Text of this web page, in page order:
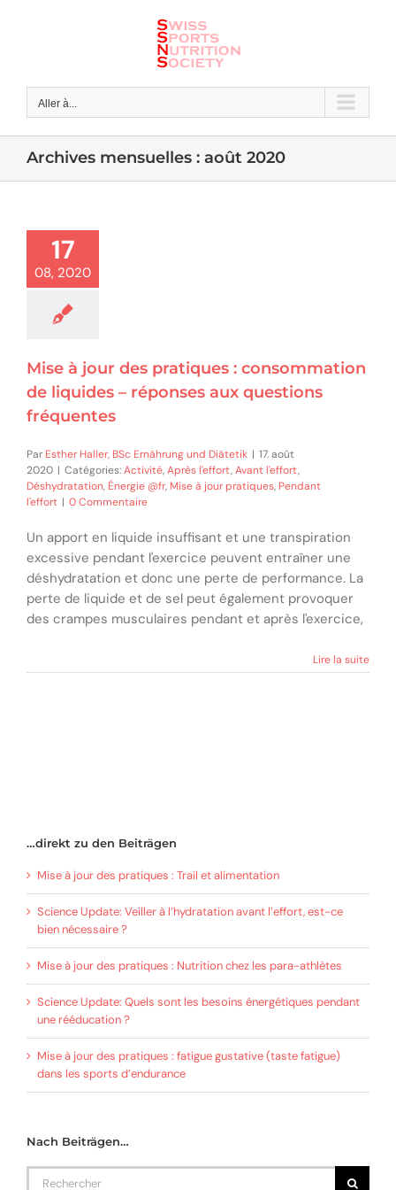
Aller à...
Archives mensuelles : août 2020
17
08, 2020
Mise à jour des pratiques : consommation
de liquides – réponses aux questions
fréquentes
Par Esther Haller, BSc Ernährung und Diätetik | 17. août
2020 | Catégories:Activité,Après l'effort,Avant l'effort,
Déshydratation, Énergie @fr, Mise à jour pratiques, Pendant
l'effort | 0 Commentaire
Un apport en liquide insuffisant et une transpiration
excessive pendant l'exercice peuvent entraîner une
déshydratation et donc une perte de performance. La
perte de liquide et de sel peut également provoquer
des crampes musculaires pendant et après l'exercice,
Lire la suite
…direkt zu den Beiträgen
Mise à jour des pratiques : Trail et alimentation
Science Update: Veiller à l’hydratation avant l’effort, est-ce
bien nécessaire ?
Mise à jour des pratiques : Nutrition chez les para-athlètes
Science Update: Quels sont les besoins énergétiques pendant
une rééducation ?
Mise à jour des pratiques : fatigue gustative (taste fatigue)
dans les sports d’endurance
Nach Beiträgen…
Rechercher